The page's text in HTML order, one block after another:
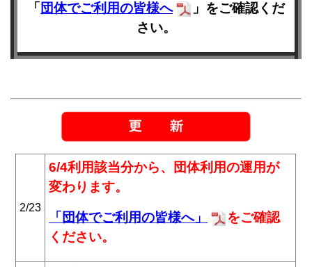
「 団体でご利用の皆様へ
」をご確認くだ
さい。
2/23
6/4利用該当分から、団体利用の運用が
変わります。
「団体でご利用の皆様へ」
をご確認
ください。